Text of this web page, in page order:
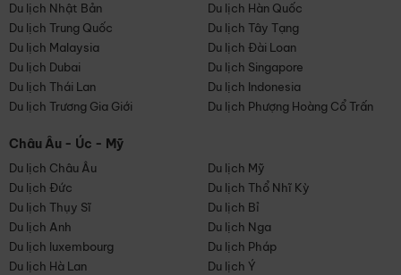
Du lịch Nhật Bản
Du lịch Hàn Quốc
Du lịch Trung Quốc
Du lịch Tây Tạng
Du lịch Malaysia
Du lịch Đài Loan
Du lịch Dubai
Du lịch Singapore
Du lịch Thái Lan
Du lịch Indonesia
Du lịch Trương Gia Giới
Du lịch Phượng Hoàng Cổ Trấn
Châu Âu - Úc - Mỹ
Du lịch Châu Âu
Du lịch Mỹ
Du lịch Đức
Du lịch Thổ Nhĩ Kỳ
Du lịch Thụy Sĩ
Du lịch Bỉ
Du lịch Anh
Du lịch Nga
Du lịch luxembourg
Du lịch Pháp
Du lịch Hà Lan
Du lịch Ý